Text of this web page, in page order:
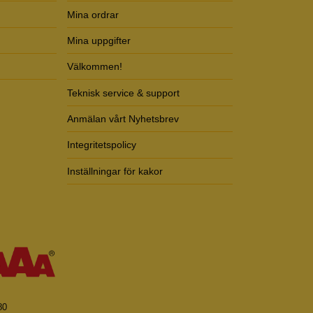
Mina ordrar
Mina uppgifter
Välkommen!
Teknisk service & support
Anmälan vårt Nyhetsbrev
Integritetspolicy
Inställningar för kakor